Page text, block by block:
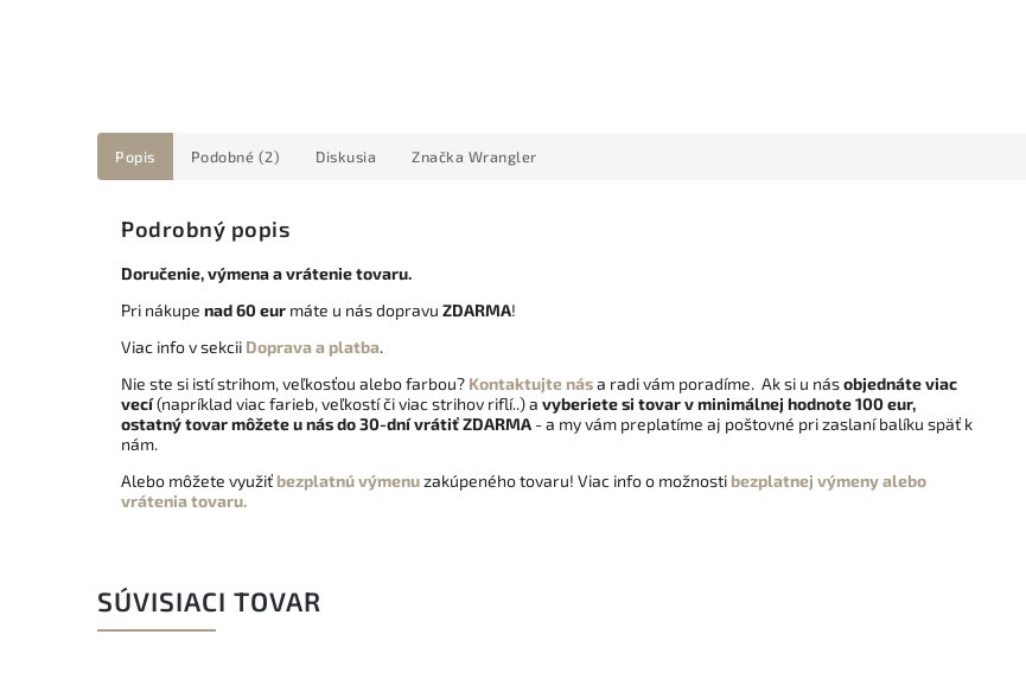
Popis Podobné (2) Diskusia Značka Wrangler
Podrobný popis
Doručenie, výmena a vrátenie tovaru.
Pri nákupe nad 60 eur máte u nás dopravu ZDARMA!
Viac info v sekcii Doprava a platba.
Nie ste si istí strihom, veľkosťou alebo farbou? Kontaktujte nása radi vám poradíme. Ak si u násobjednáte viac
vecí(napríklad viac farieb, veľkostí či viac strihov riflí..) a vyberiete si tovar v minimálnej hodnote 100 eur,
ostatný tovar môžete u nás do 30-dní vrátiťZDARMA - a my vám preplatíme aj poštovné pri zaslaní balíku späť k
nám.
Alebo môžete využiť bezplatnú výmenuzakúpeného tovaru! Viac info o možnosti bezplatnej výmeny alebo
vrátenia tovaru.
SÚVISIACI TOVAR